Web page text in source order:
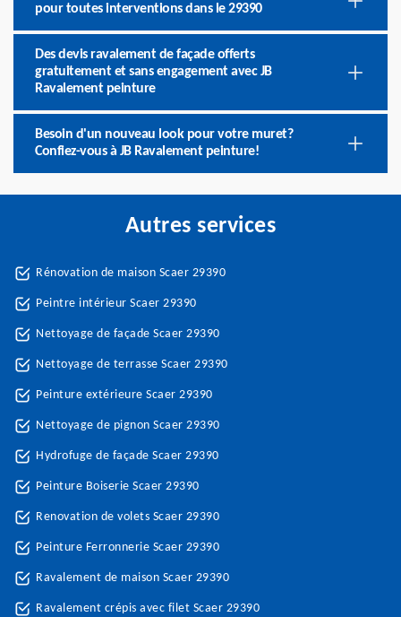
pour toutes interventions dans le 29390
Des devis ravalement de façade offerts
gratuitement et sans engagement avec JB
Ravalement peinture
Besoin d'un nouveau look pour votre muret?
Confiez-vous à JB Ravalement peinture!
Autres services
Rénovation de maison Scaer 29390
Peintre intérieur Scaer 29390
Nettoyage de façade Scaer 29390
Nettoyage de terrasse Scaer 29390
Peinture extérieure Scaer 29390
Nettoyage de pignon Scaer 29390
Hydrofuge de façade Scaer 29390
Peinture Boiserie Scaer 29390
Renovation de volets Scaer 29390
Peinture Ferronnerie Scaer 29390
Ravalement de maison Scaer 29390
Ravalement crépis avec filet Scaer 29390